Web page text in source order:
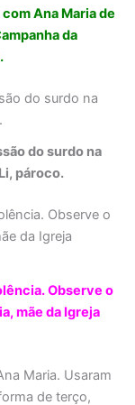
Ana Maria de
da
do surdo na
pároco.
Observe o
mãe da Igreja